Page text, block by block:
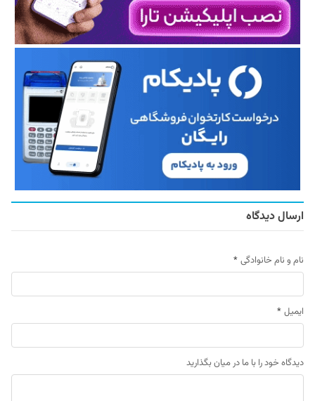
ارسال دیدگاه
نام و نام خانوادگی *
ایمیل *
دیدگاه خود را با ما در میان بگذارید